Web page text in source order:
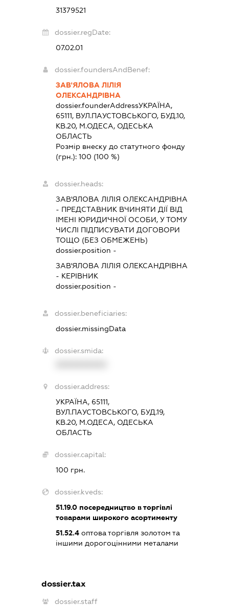
31379521
dossier.regDate:
07.02.01
dossier.foundersAndBenef:
ЗАВ'ЯЛОВА ЛІЛІЯ
ОЛЕКСАНДРІВНА
dossier.founderAddressУКРАЇНА,
65111, ВУЛ.ПАУСТОВСЬКОГО, БУД.10,
КВ.20, М.ОДЕСА, ОДЕСЬКА
ОБЛАСТЬ
Розмір внеску до статутного фонду
(грн.): 100 (100 %)
dossier.heads:
ЗАВ'ЯЛОВА ЛІЛІЯ ОЛЕКСАНДРІВНА
- ПРЕДСТАВНИКВЧИНЯТИ ДІЇ ВІД
ІМЕНІ ЮРИДИЧНОЇ ОСОБИ, У ТОМУ
ЧИСЛІ ПІДПИСУВАТИ ДОГОВОРИ
ТОЩО (БЕЗ ОБМЕЖЕНЬ)
dossier.position -
ЗАВ'ЯЛОВА ЛІЛІЯ ОЛЕКСАНДРІВНА
- КЕРІВНИК
dossier.position -
dossier.beneficiaries:
dossier.missingData
dossier.smida:
dossier.address:
УКРАЇНА, 65111,
ВУЛ.ПАУСТОВСЬКОГО, БУД.19,
КВ.20, М.ОДЕСА, ОДЕСЬКА
ОБЛАСТЬ
dossier.capital:
100 грн.
dossier.kveds:
51.19.0посередництво в торгівлі
товарами широкого асортименту
51.52.4оптова торгівля золотом та
іншими дорогоцінними металами
dossier.tax
dossier.staff